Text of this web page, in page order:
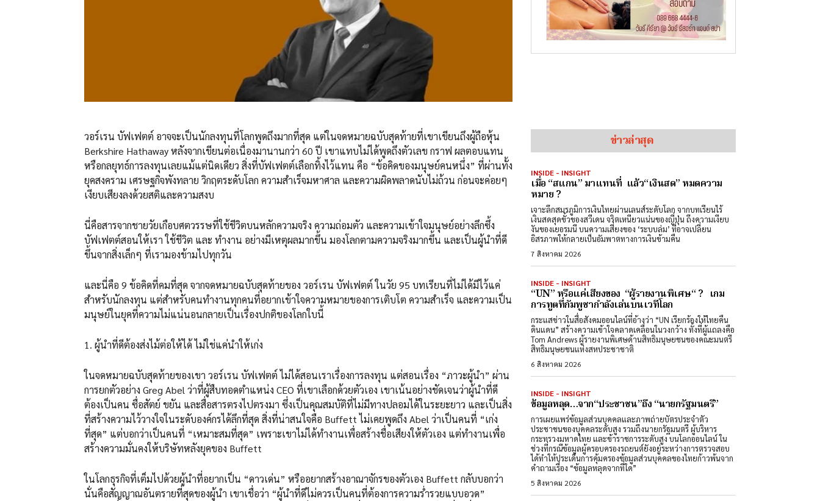
วอร์เรน บัฟเฟตต์ อาจจะเป็นนักลงทุนที่โลกพูดถึงมากที่สุด แต่ในจดหมายฉบับสุดท้ายที่เขาเขียนถึงผู้ถือหุ้น
Berkshire Hathaway หลังจากเขียนต่อเนื่องมานานกว่า 60 ปี เขาแทบไม่ได้พูดถึงตัวเลข กราฟ ผลตอบแทน
หรือกลยุทธ์การลงทุนเลยแม้แต่นิดเดียว สิ่งที่บัฟเฟตต์เลือกทิ้งไว้แทน คือ “ข้อคิดของมนุษย์คนหนึ่ง” ที่ผ่านทั้ง
ยุคสงคราม เศรษฐกิจพังทลาย วิกฤตระดับโลก ความสำเร็จมหาศาล และความผิดพลาดนับไม่ถ้วน ก่อนจะค่อยๆ
เงียบเสียงลงด้วยสติและความสงบ
นี่คือสารจากชายวัยเกือบศตวรรษที่ใช้ชีวิตบนหลักความจริง ความถ่อมตัว และความเข้าใจมนุษย์อย่างลึกซึ้ง
บัฟเฟตต์สอนให้เรา ใช้ชีวิต และ ทำงาน อย่างมีเหตุผลมากขึ้น มองโลกตามความจริงมากขึ้น และเป็นผู้นำที่ดี
ขึ้นจากสิ่งเล็กๆ ที่เรามองข้ามไปทุกวัน
และนี่คือ 9 ข้อคิดที่คมที่สุด จากจดหมายฉบับสุดท้ายของ วอร์เรน บัฟเฟตต์ ในวัย 95 บทเรียนที่ไม่ได้มีไว้แค่
สำหรับนักลงทุน แต่สำหรับคนทำงานทุกคนที่อยากเข้าใจความหมายของการเติบโต ความสำเร็จ และความเป็น
มนุษย์ในยุคที่ความไม่แน่นอนกลายเป็นเรื่องปกติของโลกใบนี้
1. ผู้นำที่ดีต้องส่งไม้ต่อให้ได้ ไม่ใช่แค่นำให้เก่ง
ในจดหมายฉบับสุดท้ายของเขา วอร์เรน บัฟเฟตต์ ไม่ได้สอนเราเรื่องการลงทุน แต่สอนเรื่อง “ภาวะผู้นำ” ผ่าน
การยกตัวอย่าง Greg Abel ว่าที่ผู้สืบทอดตำแหน่ง CEO ที่เขาเลือกด้วยตัวเอง เขาเน้นอย่างชัดเจนว่าผู้นำที่ดี
ต้องเป็นคน ซื่อสัตย์ ขยัน และสื่อสารตรงไปตรงมา ซึ่งเป็นคุณสมบัติที่ไม่มีทางปลอมได้ในระยะยาว และเป็นสิ่ง
ที่สร้างความไว้วางใจในระดับองค์กรได้ลึกที่สุด สิ่งที่น่าสนใจคือ Buffett ไม่เคยพูดถึง Abel ว่าเป็นคนที่ “เก่ง
ที่สุด” แต่บอกว่าเป็นคนที่ “เหมาะสมที่สุด” เพราะเขาไม่ได้ทำงานเพื่อสร้างชื่อเสียงให้ตัวเอง แต่ทำงานเพื่อ
สร้างความมั่นคงให้บริษัทหลังยุคของ Buffett
ในโลกธุรกิจที่เต็มไปด้วยผู้นำที่อยากเป็น “ดาวเด่น” หรืออยากสร้างอาณาจักรของตัวเอง Buffett กลับบอกว่า
นั่นคือสัญญาณอันตรายที่สุดของผู้นำ เขาเชื่อว่า “ผู้นำที่ดีไม่ควรเป็นคนที่ต้องการความร่ำรวยแบบอวด”
ข่าวล่าสุด
INSIDE - INSIGHT
เมื่อ “สแกน” มาแทนที่ แล้ว“เงินสด” หมดความ
หมาย ?
เจาะลึกสมรภูมิการเงินไทยผ่านเลนส์ระดับโลก จากบทเรียนไร้
เงินสดสุดขั้วของสวีเดน จริตเหนียวแน่นของญี่ปุ่น ถึงความเงียบ
งันของเยอรมนี บนความเสี่ยงของ ‘ระบบล่ม’ ที่อาจเปลี่ยน
อิสรภาพให้กลายเป็นอัมพาตทางการเงินข้ามคืน
7 สิงหาคม 2026
INSIDE - INSIGHT
“UN” หรือแค่เสียงของ “ผู้รายงานพิเศษ“ ? เกม
การทูตที่กัมพูชากำลังเล่นบนเวทีโลก
กระแสข่าวในสื่อสังคมออนไลน์ที่อ้างว่า “UN เรียกร้องให้ไทยคืน
ดินแดน” สร้างความเข้าใจคลาดเคลื่อนในวงกว้าง ทั้งที่ผู้แถลงคือ
Tom Andrews ผู้รายงานพิเศษด้านสิทธิมนุษยชนของคณะมนตรี
สิทธิมนุษยชนแห่งสหประชาชาติ
6 สิงหาคม 2026
INSIDE - INSIGHT
ข้อมูลหลุด…จาก“ประชาชน”ถึง “นายกรัฐมนตรี”
การเผยแพร่ข้อมูลส่วนบุคคลและภาพถ่ายบัตรประจำตัว
ประชาชนของบุคคลระดับสูง รวมถึงนายกรัฐมนตรี ผู้บริหาร
กระทรวงมหาดไทย และข้าราชการระดับสูง บนโลกออนไลน์ ใน
ช่วงที่กรณีข้อมูลผู้ครอบครองรถยนต์ยังอยู่ระหว่างการตรวจสอบ
ได้ทำให้ประเด็นการคุ้มครองข้อมูลส่วนบุคคลของไทยก้าวพ้นจาก
คำถามเรื่อง “ข้อมูลหลุดจากที่ใด”
5 สิงหาคม 2026